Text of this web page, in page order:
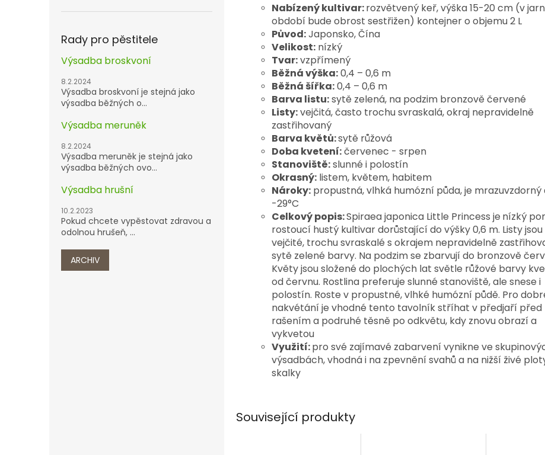
Rady pro pěstitele
Výsadba broskvoní
8.2.2024
Výsadba broskvoní je stejná jako
výsadba běžných o...
Výsadba meruněk
8.2.2024
Výsadba meruněk je stejná jako
výsadba běžných ovo...
Výsadba hrušní
10.2.2023
Pokud chcete vypěstovat zdravou a
odolnou hrušeň, ...
ARCHIV
Nabízený kultivar:rozvětvený keř, výška 15-20 cm (v
období bude obrost sestřižen) kontejner o objemu 2 L
Původ:Japonsko, Čína
Velikost: nízký
Tvar:vzpřímený
Běžná výška:0,4 – 0,6 m
Běžná šířka:0,4 – 0,6 m
Barva listu:sytě zelená, na podzim bronzově červené
Listy:vejčitá, často trochu svraskalá, okraj nepravidelně
zastřihovaný
Barva květů:sytě růžová
Doba kvetení:červenec - srpen
Stanoviště:slunné i polostín
Okrasný: listem, květem, habitem
Nároky: propustná, vlhká humózní půda, je mrazuvzdorný
-29°C
Celkový popis:Spiraea japonica Little Princess je nízký
rostoucí hustý kultivar dorůstající do výšky 0,6 m. Listy jsou
vejčité, trochu svraskalé s okrajem nepravidelně
sytě zelené barvy. Na podzim se zbarvují do bronzově
Květy jsou složené do plochých lat světle růžové barvy
od červnu. Rostlina preferuje slunné stanoviště, ale snese i
polostín. Roste v propustné, vlhké humózní půdě. Pro
nakvétání je vhodné tento tavolník stříhat v předjaří před
rašením a podruhé těsně po odkvětu, kdy znovu obrazí a
vykvetou
Využití:pro své zajímavé zabarvení vynikne ve
výsadbách, vhodná i na zpevnění svahů a na nižší živé
skalky
Související produkty